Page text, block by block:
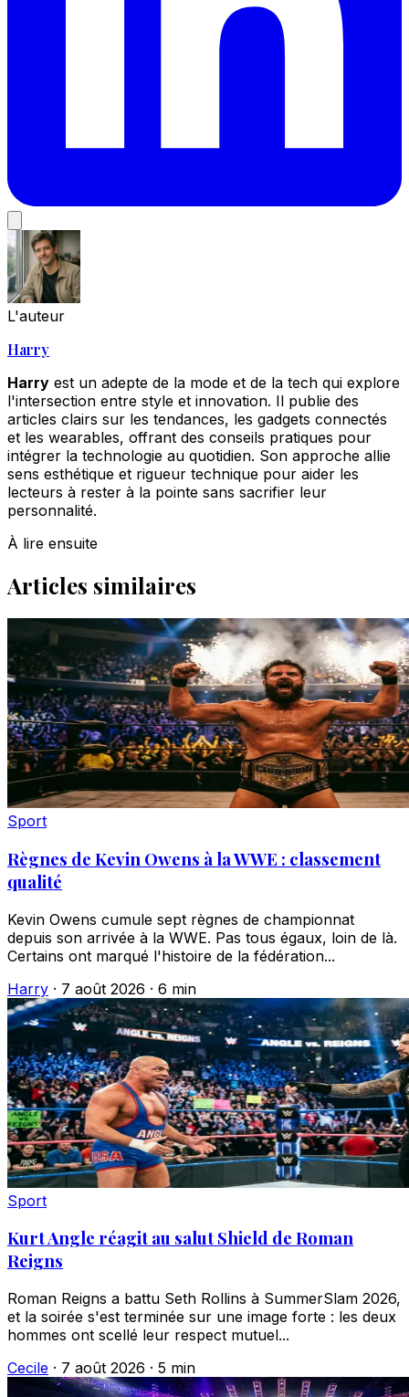
L'auteur
Harry
Harry est un adepte de la mode et de la tech qui explore
l'intersection entre style et innovation. Il publie des
articles clairs sur les tendances, les gadgets connectés
et les wearables, offrant des conseils pratiques pour
intégrer la technologie au quotidien. Son approche allie
sens esthétique et rigueur technique pour aider les
lecteurs à rester à la pointe sans sacrifier leur
personnalité.
À lire ensuite
Articles similaires
Sport
Règnes de Kevin Owens à la WWE : classement
qualité
Kevin Owens cumule sept règnes de championnat
depuis son arrivée à la WWE. Pas tous égaux, loin de là.
Certains ont marqué l'histoire de la fédération...
Harry · 7 août 2026 · 6 min
Sport
Kurt Angle réagit au salut Shield de Roman
Reigns
Roman Reigns a battu Seth Rollins à SummerSlam 2026,
et la soirée s'est terminée sur une image forte : les deux
hommes ont scellé leur respect mutuel...
Cecile · 7 août 2026 · 5 min